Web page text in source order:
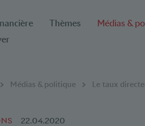
Thèmes Médias &
Médias & politique Le taux
22.04.2020